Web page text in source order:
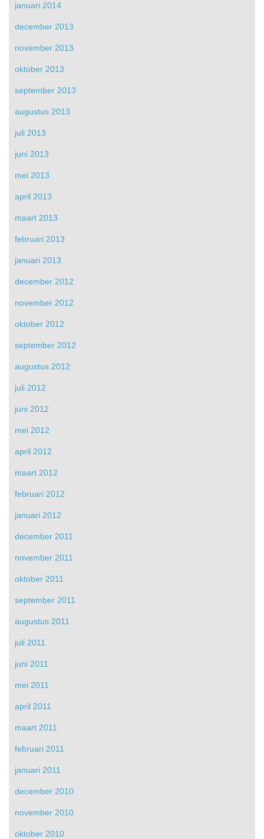
januari 2014
december 2013
november 2013
oktober 2013
september 2013
augustus 2013
juli 2013
juni 2013
mei 2013
april 2013
maart 2013
februari 2013
januari 2013
december 2012
november 2012
oktober 2012
september 2012
augustus 2012
juli 2012
juni 2012
mei 2012
april 2012
maart 2012
februari 2012
januari 2012
december 2011
november 2011
oktober 2011
september 2011
augustus 2011
juli 2011
juni 2011
mei 2011
april 2011
maart 2011
februari 2011
januari 2011
december 2010
november 2010
oktober 2010